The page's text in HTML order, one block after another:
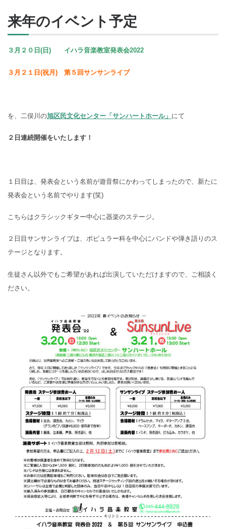
来年のイベント予定
３月２０日(日) イハラ音楽教室発表会2022
３月２１日(祝月) 第５回サンサンライブ
を、二俣川の旭区民文化センター「サンハートホール」 にて
２日連続開催をいたします！
１日目は、発表会という名前が遊音祭にかわってしまったので、新たに
発表会という名前でやります(笑)
こちらはクラシックギター中心に器楽のステージ。
２日目サンサンライブは、ポピュラー科を中心にバンドや弾き語りのス
テージとなります。
生徒さん以外でもご希望があれば出演していただけますので、ご相談く
ださい。